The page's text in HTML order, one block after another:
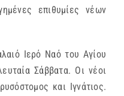
επιθυμίες νέων
Ιερό Ναό του Αγίου
Σάββατα. Οι νέοι
και Ιγνάτιος.